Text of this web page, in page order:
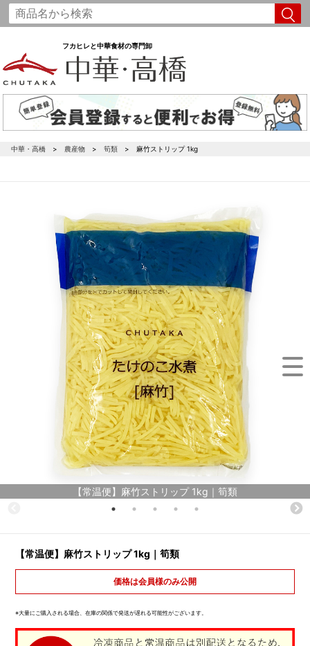
フカヒレと中華食材の専門卸
中華・高橋 農産物 筍類 麻竹ストリップ 1kg
【常温便】麻竹ストリップ 1kg｜筍類
【常温便】麻竹ストリップ 1kg｜筍類
価格は会員様のみ公開
※大量にご購入される場合、在庫の関係で発送が遅れる可能性がございます。